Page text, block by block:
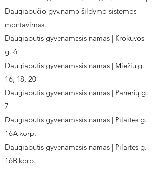
Daugiabučio gyv.namo šildymo sistemos
montavimas.
Daugiabutis gyvenamasis namas | Krokuvos
g. 6
Daugiabutis gyvenamasis namas | Miežių g.
16, 18, 20
Daugiabutis gyvenamasis namas | Panerių g.
7
Daugiabutis gyvenamasis namas | Pilaitės g.
16A korp.
Daugiabutis gyvenamasis namas | Pilaitės g.
16B korp.